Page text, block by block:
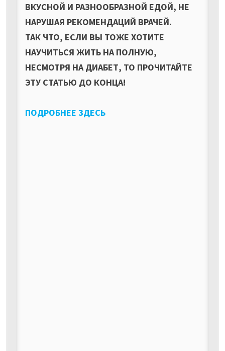
ВКУСНОЙ И РАЗНООБРАЗНОЙ ЕДОЙ, НЕ
НАРУШАЯ РЕКОМЕНДАЦИЙ ВРАЧЕЙ.
ТАК ЧТО, ЕСЛИ ВЫ ТОЖЕ ХОТИТЕ
НАУЧИТЬСЯ ЖИТЬ НА ПОЛНУЮ,
НЕСМОТРЯ НА ДИАБЕТ, ТО ПРОЧИТАЙТЕ
ЭТУ СТАТЬЮ ДО КОНЦА!
ПОДРОБНЕЕ ЗДЕСЬ